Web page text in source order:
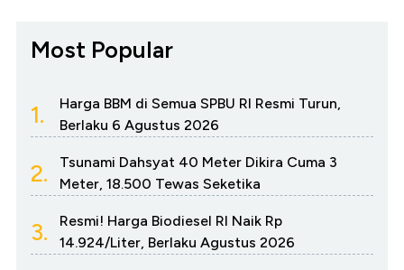
Most Popular
1.
Harga BBM di Semua SPBU RI Resmi Turun,
Berlaku 6 Agustus 2026
2.
Tsunami Dahsyat 40 Meter Dikira Cuma 3
Meter, 18.500 Tewas Seketika
3.
Resmi! Harga Biodiesel RI Naik Rp
14.924/Liter, Berlaku Agustus 2026